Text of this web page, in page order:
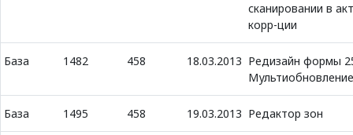
сканировании в
корр-ции
База 1482 458 18.03.2013 Редизайн формы
База 1495 458 19.03.2013 Редактор зон